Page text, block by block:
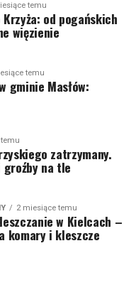
temu
od pogańskich
więzienie
temu
gminie Masłów:
zatrzymany.
groźby na tle
2 miesiące temu
w Kielcach –
komary i kleszcze